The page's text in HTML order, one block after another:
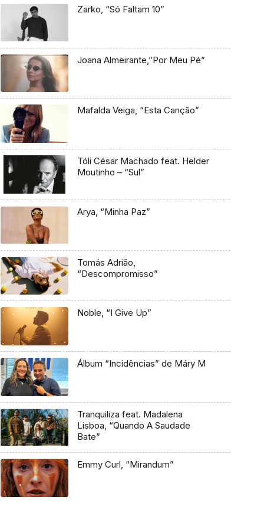
Zarko, “Só Faltam 10”
Joana Almeirante,”Por Meu Pé”
Mafalda Veiga, “Esta Canção”
Tóli César Machado feat. Helder
Moutinho – “Sul”
Arya, “Minha Paz”
Tomás Adrião,
“Descompromisso”
Noble, “I Give Up”
Álbum “Incidências” de Máry M
Tranquiliza feat. Madalena
Lisboa, “Quando A Saudade
Bate”
Emmy Curl, “Mirandum”